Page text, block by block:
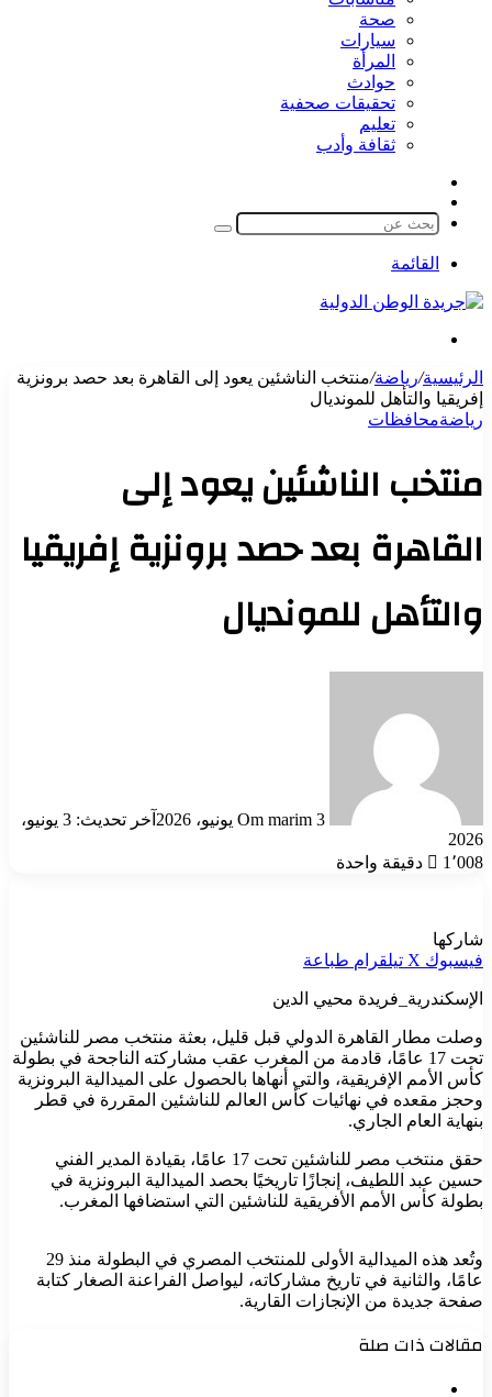
صحة
سيارات
المرأة
حوادث
تحقيقات صحفية
تعليم
ثقافة وأدب
المظلم
بحث
القائمة
الرئيسية/رياضة/منتخب الناشئين يعود إلى القاهرة بعد حصد برونزية
إفريقيا والتأهل للمونديال
رياضةمحافظات
منتخب الناشئين يعود إلى
القاهرة بعد حصد برونزية إفريقيا
والتأهل للمونديال
Om marim 3 يونيو، 2026
آخر تحديث: 3 يونيو،
2026
1٬008
دقيقة واحدة
شاركها
فيسبوك ‫X تيلقرام طباعة
الإسكندرية_فريدة محيي الدين
وصلت مطار القاهرة الدولي قبل قليل، بعثة منتخب مصر للناشئين
تحت 17 عامًا، قادمة من المغرب عقب مشاركته الناجحة في بطولة
كأس الأمم الإفريقية، والتي أنهاها بالحصول على الميدالية البرونزية
وحجز مقعده في نهائيات كأس العالم للناشئين المقررة في قطر
بنهاية العام الجاري.
حقق منتخب مصر للناشئين تحت 17 عامًا، بقيادة المدير الفني
حسين عبد اللطيف، إنجازًا تاريخيًا بحصد الميدالية البرونزية في
بطولة كأس الأمم الأفريقية للناشئين التي استضافها المغرب.
وتُعد هذه الميدالية الأولى للمنتخب المصري في البطولة منذ 29
عامًا، والثانية في تاريخ مشاركاته، ليواصل الفراعنة الصغار كتابة
صفحة جديدة من الإنجازات القارية.
مقالات ذات صلة